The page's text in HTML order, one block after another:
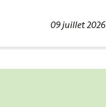
09 juillet 2026